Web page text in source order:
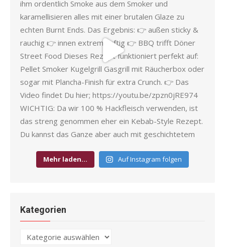
Mehr laden… Auf Instagram folgen
Kategorien
Kategorien